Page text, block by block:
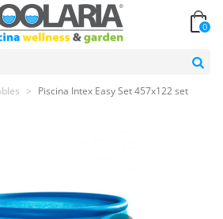
0
> Piscina Intex Easy Set 457x122 set